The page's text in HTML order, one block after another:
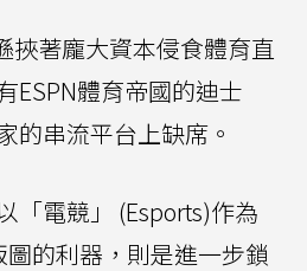
挾著龐大資本侵食體育直
ESPN體育帝國的迪士
的串流平台上缺席。
「電競」 (Esports)作為
的利器，則是進一步鎖